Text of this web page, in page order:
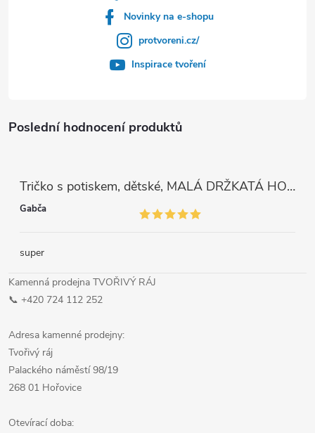
Poslední hodnocení produktů
Tričko s potiskem, dětské, MALÁ DRŽKATÁ HOLKA, 1 ks
Gabča
super
Kamenná prodejna TVOŘIVÝ RÁJ
📞 +420 724 112 252
Adresa kamenné prodejny:
Tvořivý ráj
Palackého náměstí 98/19
268 01 Hořovice
Otevírací doba:
Novinky na e-shopu
protvoreni.cz/
Inspirace tvoření